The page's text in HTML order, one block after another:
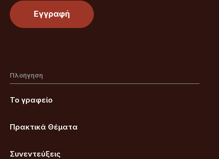
Πλοήγηση
Το γραφείο
Πρακτικά Θέματα
Συνεντεύξεις